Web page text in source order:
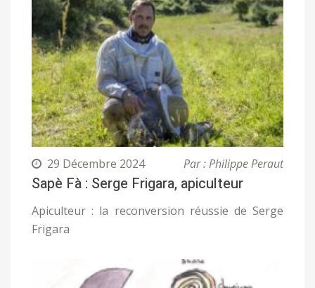
29 Décembre 2024 Par : Philippe Peraut
Sapè Fà : Serge Frigara, apiculteur
Apiculteur : la reconversion réussie de Serge
Frigara